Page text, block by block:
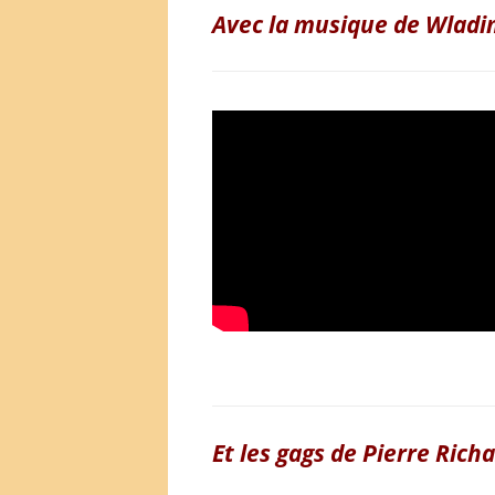
Avec la musique de
Et les gags de Pierre